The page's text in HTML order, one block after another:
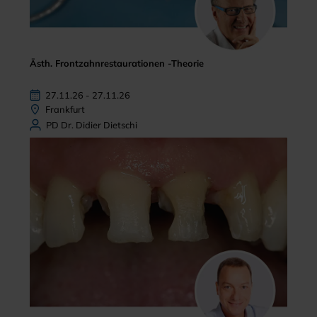
Ästh. Frontzahnrestaurationen -Theorie
27.11.26 - 27.11.26
Frankfurt
PD Dr. Didier Dietschi